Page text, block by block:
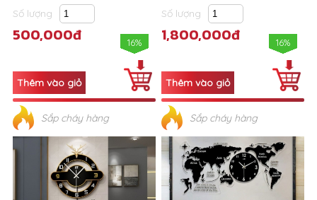
Số lượng
500,000đ 16%
Sắp cháy hàng
Số lượng
1,800,000đ 16%
Sắp cháy hàng